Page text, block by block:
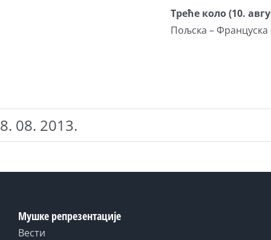
Треће коло (10.
Пољска – Француска
8. 08. 2013.
Мушке репрезентације
Вести